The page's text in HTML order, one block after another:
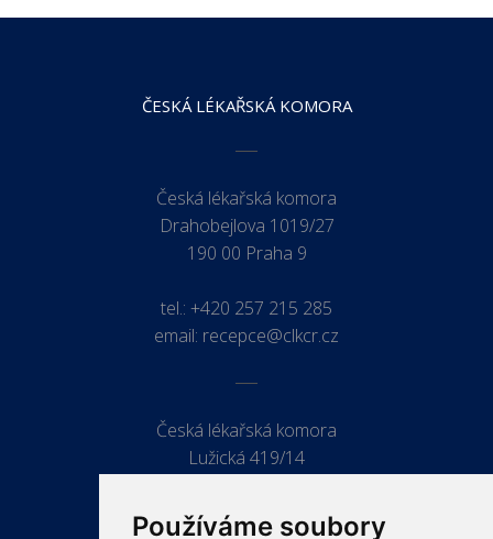
Používáme soubory
ČESKÁ LÉKAŘSKÁ KOMORA
Česká lékařská komora
Drahobejlova 1019/27
190 00 Praha 9
tel.: +420 257 215 285
email: recepce@clkcr.cz
Česká lékařská komora
Lužická 419/14